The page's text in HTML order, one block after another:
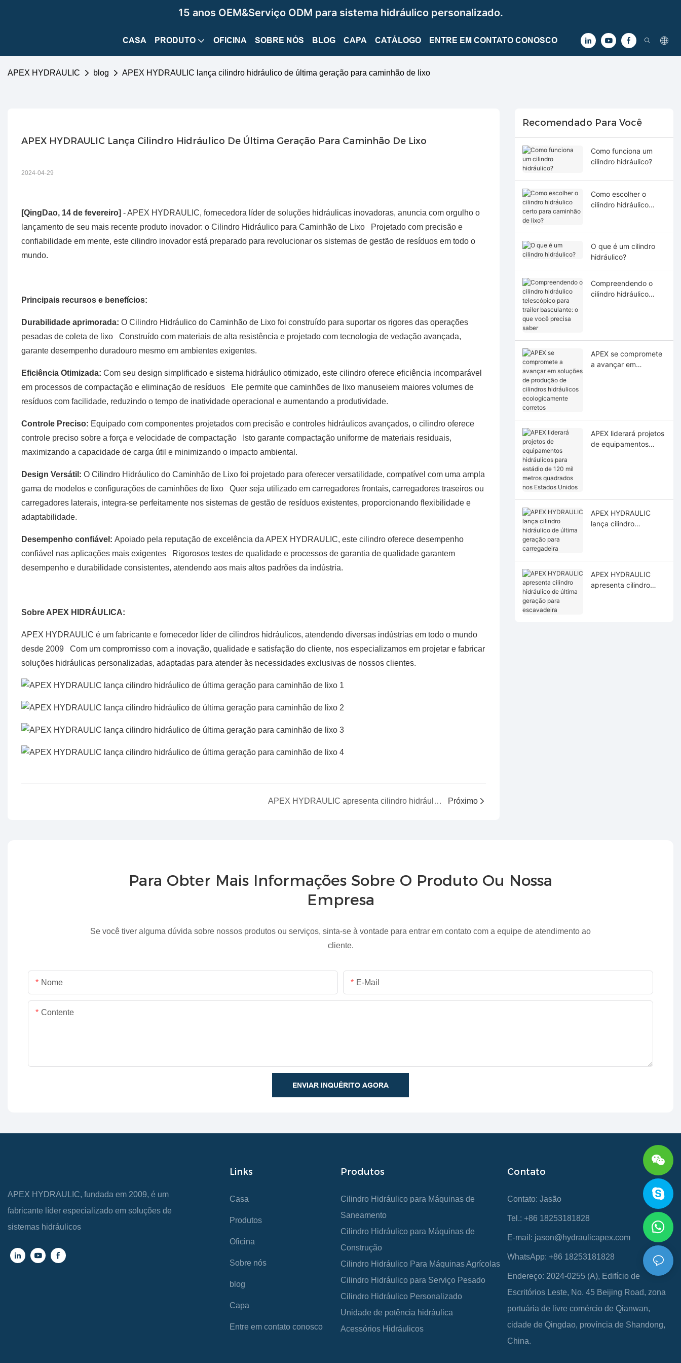
15 anos OEM&Serviço ODM para sistema hidráulico personalizado.
CASA PRODUTO OFICINA SOBRE NÓS BLOG CAPA CATÁLOGO ENTRE EM CONTATO CONOSCO
APEX HYDRAULIC blog APEX HYDRAULIC lança cilindro hidráulico de última geração para caminhão de lixo
APEX HYDRAULIC Lança Cilindro Hidráulico De Última Geração Para Caminhão De Lixo
2024-04-29
[QingDao, 14 de fevereiro] - APEX HYDRAULIC, fornecedora líder de soluções hidráulicas inovadoras, anuncia com orgulho o
lançamento de seu mais recente produto inovador: o Cilindro Hidráulico para Caminhão de Lixo Projetado com precisão e
confiabilidade em mente, este cilindro inovador está preparado para revolucionar os sistemas de gestão de resíduos em todo o
mundo.
Principais recursos e benefícios:
Durabilidade aprimorada: O Cilindro Hidráulico do Caminhão de Lixo foi construído para suportar os rigores das operações
pesadas de coleta de lixo Construído com materiais de alta resistência e projetado com tecnologia de vedação avançada,
garante desempenho duradouro mesmo em ambientes exigentes.
Eficiência Otimizada: Com seu design simplificado e sistema hidráulico otimizado, este cilindro oferece eficiência incomparável
em processos de compactação e eliminação de resíduos Ele permite que caminhões de lixo manuseiem maiores volumes de
resíduos com facilidade, reduzindo o tempo de inatividade operacional e aumentando a produtividade.
Controle Preciso: Equipado com componentes projetados com precisão e controles hidráulicos avançados, o cilindro oferece
controle preciso sobre a força e velocidade de compactação Isto garante compactação uniforme de materiais residuais,
maximizando a capacidade de carga útil e minimizando o impacto ambiental.
Design Versátil: O Cilindro Hidráulico do Caminhão de Lixo foi projetado para oferecer versatilidade, compatível com uma ampla
gama de modelos e configurações de caminhões de lixo Quer seja utilizado em carregadores frontais, carregadores traseiros ou
carregadores laterais, integra-se perfeitamente nos sistemas de gestão de resíduos existentes, proporcionando flexibilidade e
adaptabilidade.
Desempenho confiável: Apoiado pela reputação de excelência da APEX HYDRAULIC, este cilindro oferece desempenho
confiável nas aplicações mais exigentes Rigorosos testes de qualidade e processos de garantia de qualidade garantem
desempenho e durabilidade consistentes, atendendo aos mais altos padrões da indústria.
Sobre APEX HIDRÁULICA:
APEX HYDRAULIC é um fabricante e fornecedor líder de cilindros hidráulicos, atendendo diversas indústrias em todo o mundo
desde 2009 Com um compromisso com a inovação, qualidade e satisfação do cliente, nos especializamos em projetar e fabricar
soluções hidráulicas personalizadas, adaptadas para atender às necessidades exclusivas de nossos clientes.
APEX HYDRAULIC apresenta cilindro hidráulico de última geração para escavadeira Próximo
Recomendado Para Você
Como funciona um
cilindro hidráulico?
Como escolher o
cilindro hidráulico
O que é um cilindro
hidráulico?
Compreendendo o
cilindro hidráulico
APEX se compromete
a avançar em
APEX liderará projetos
de equipamentos
APEX HYDRAULIC
lança cilindro
APEX HYDRAULIC
apresenta cilindro
Para Obter Mais Informações Sobre O Produto Ou Nossa
Empresa
Se você tiver alguma dúvida sobre nossos produtos ou serviços, sinta-se à vontade para entrar em contato com a equipe de atendimento ao
cliente.
Nome E-Mail
Contente
ENVIAR INQUÉRITO AGORA
APEX HYDRAULIC, fundada em 2009, é um
fabricante líder especializado em soluções de
sistemas hidráulicos
Links
Casa
Produtos
Oficina
Sobre nós
blog
Capa
Entre em contato conosco
Produtos
Cilindro Hidráulico para Máquinas de
Saneamento
Cilindro Hidráulico para Máquinas de
Construção
Cilindro Hidráulico Para Máquinas Agrícolas
Cilindro Hidráulico para Serviço Pesado
Cilindro Hidráulico Personalizado
Unidade de potência hidráulica
Acessórios Hidráulicos
Contato
Contato: Jasão
Tel.: +86 18253181828
E-mail: jason@hydraulicapex.com
WhatsApp: +86 18253181828
Endereço: 2024-0255 (A), Edifício de
Escritórios Leste, No. 45 Beijing Road, zona
portuária de livre comércio de Qianwan,
cidade de Qingdao, província de Shandong,
China.